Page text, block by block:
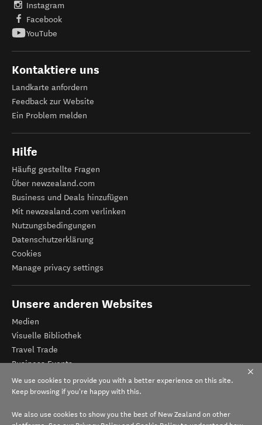
Instagram
Facebook
YouTube
Kontaktiere uns
Landkarte anfordern
Feedback zur Website
Ein Problem melden
Hilfe
Häufig gestellte Fragen
Über newzealand.com
Business und Deals hinzufügen
Mit newzealand.com verlinken
Nutzungsbedingungen
Datenschutzerklärung
Cookies
Manage privacy settings
Unsere anderen Websites
Medien
Visuelle Bibliothek
Travel Trade
Business Events
Tourismus Neuseeland
Veranstalter-Registrierung
We use cookies to provide you with a better experience on this site.
Keep browsing if you're happy with this.
We also use cookies to show you the best of New Zealand on other